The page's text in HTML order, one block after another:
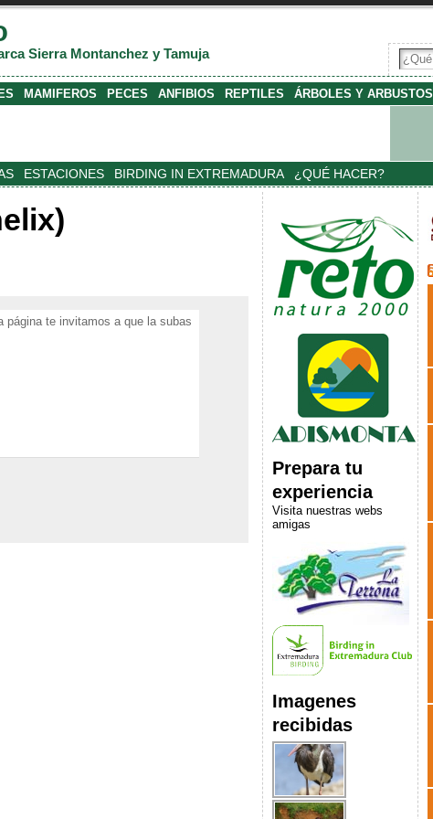
Sierra Montanchez y Tamuja
MAMIFEROS PECES ANFIBIOS REPTILES ÁRBOLES Y ARBUSTOS
ESTACIONES BIRDING IN EXTREMADURA ¿QUÉ HACER?
página te invitamos a que la subas
Prepara tu
experiencia
Visita nuestras webs
amigas
Imagenes
recibidas